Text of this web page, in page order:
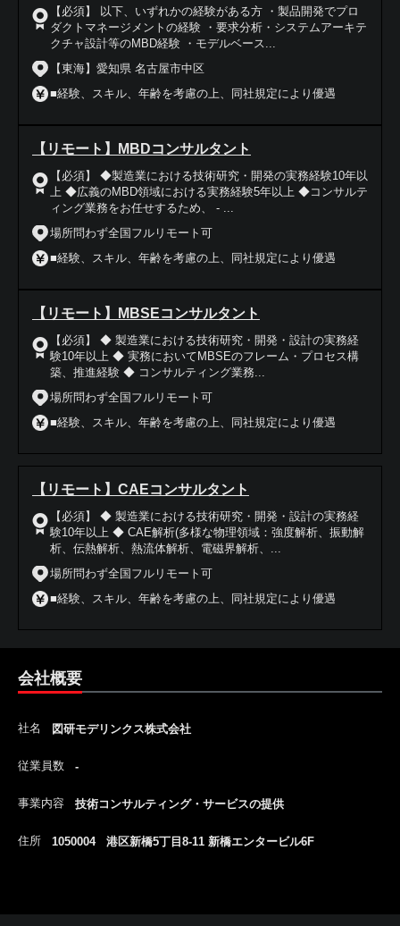
【必須】 以下、いずれかの経験がある方 ・製品開発でプロ
ダクトマネージメントの経験 ・要求分析・システムアーキテ
クチャ設計等のMBD経験 ・モデルベース...
【東海】愛知県 名古屋市中区
■経験、スキル、年齢を考慮の上、同社規定により優遇
【リモート】MBDコンサルタント
【必須】 ◆製造業における技術研究・開発の実務経験10年以
上 ◆広義のMBD領域における実務経験5年以上 ◆コンサルテ
ィング業務をお任せするため、 - ...
場所問わず全国フルリモート可
■経験、スキル、年齢を考慮の上、同社規定により優遇
【リモート】MBSEコンサルタント
【必須】 ◆ 製造業における技術研究・開発・設計の実務経
験10年以上 ◆ 実務においてMBSEのフレーム・プロセス構
築、推進経験 ◆ コンサルティング業務...
場所問わず全国フルリモート可
■経験、スキル、年齢を考慮の上、同社規定により優遇
【リモート】CAEコンサルタント
【必須】 ◆ 製造業における技術研究・開発・設計の実務経
験10年以上 ◆ CAE解析(多様な物理領域：強度解析、振動解
析、伝熱解析、熱流体解析、電磁界解析、...
場所問わず全国フルリモート可
■経験、スキル、年齢を考慮の上、同社規定により優遇
会社概要
社名 図研モデリンクス株式会社
従業員数 -
事業内容 技術コンサルティング・サービスの提供
住所 1050004 港区新橋5丁目8-11 新橋エンタービル6F